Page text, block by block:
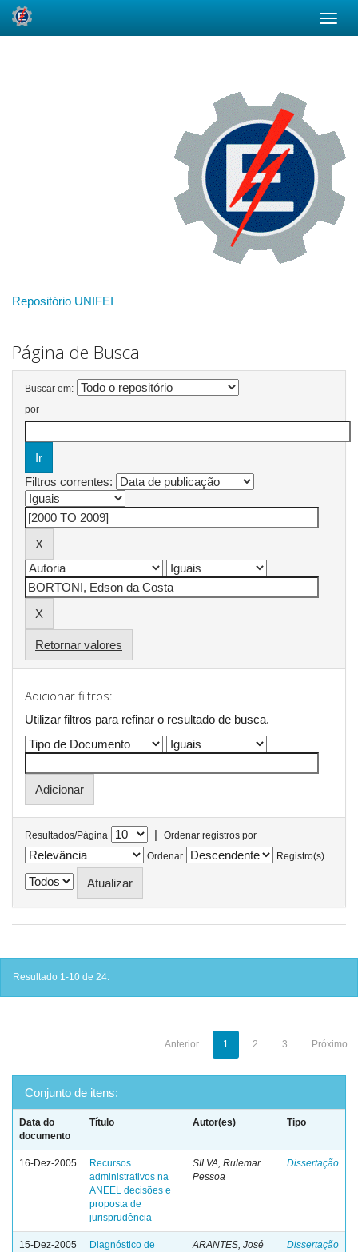
Repositório UNIFEI
Página de Busca
Buscar em:
por
Filtros correntes:
Retornar valores
Adicionar filtros:
Utilizar filtros para refinar o resultado de busca.
Resultados/Página |
Ordenar registros por
Ordenar
Registro(s)
Resultado 1-10 de 24.
Anterior 1 2 3 Próximo
Conjunto de itens:
Data do
documento
Título Autor(es) Tipo
16-Dez-2005
Recursos
administrativos na
ANEEL decisões e
proposta de
jurisprudência
SILVA, Rulemar
Pessoa
Dissertação
15-Dez-2005
Diagnóstico de
ARANTES, José
Dissertação